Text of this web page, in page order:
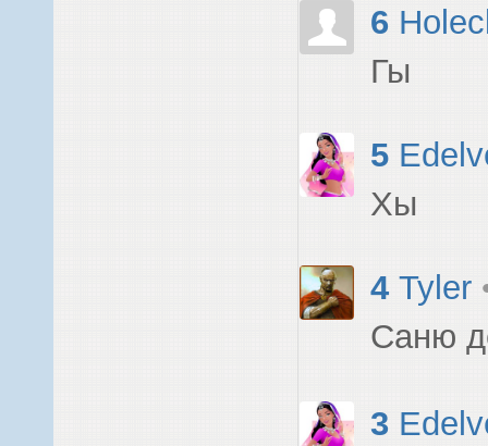
6
Гы
5
Хы
4 Tyler
Саню
3